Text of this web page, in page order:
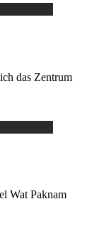
das Zentrum
Wat Paknam